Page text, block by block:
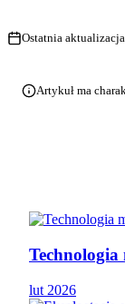
Ostatnia
Artykuł ma
lut 2026